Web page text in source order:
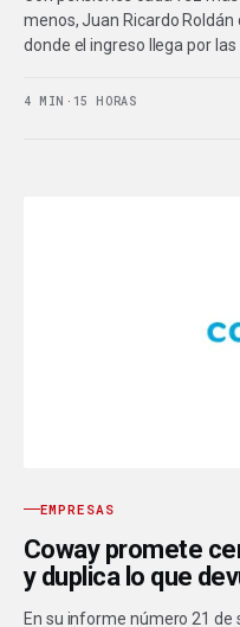
menos, Juan Ricardo
donde el ingreso llega por las
4 MIN · 15 HORAS
EMPRESAS
Coway promete
y duplica lo que
En su informe número 21